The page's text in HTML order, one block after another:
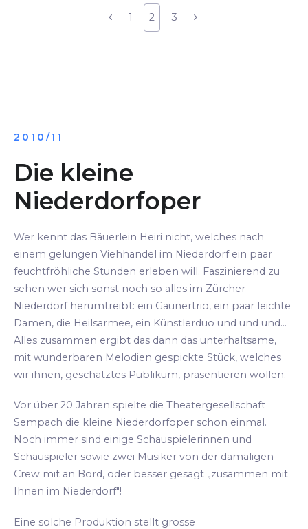
1 2 3
2010/11
Die kleine
Niederdorfoper
Wer kennt das Bäuerlein Heiri nicht, welches nach
einem gelungen Viehhandel im Niederdorf ein paar
feuchtfröhliche Stunden erleben will. Faszinierend zu
sehen wer sich sonst noch so alles im Zürcher
Niederdorf herumtreibt: ein Gaunertrio, ein paar leichte
Damen, die Heilsarmee, ein Künstlerduo und und und...
Alles zusammen ergibt das dann das unterhaltsame,
mit wunderbaren Melodien gespickte Stück, welches
wir ihnen, geschätztes Publikum, präsentieren wollen.
Vor über 20 Jahren spielte die Theatergesellschaft
Sempach die kleine Niederdorfoper schon einmal.
Noch immer sind einige Schauspielerinnen und
Schauspieler sowie zwei Musiker von der damaligen
Crew mit an Bord, oder besser gesagt „zusammen mit
Ihnen im Niederdorf"!
Eine solche Produktion stellt grosse